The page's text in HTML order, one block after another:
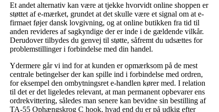
Et andet alternativ kan være at tjekke hvorvidt online shoppen er
støttet af e-mærket, grundet at det skulle være et signal om at e-
firmaet føjer dansk lovgivning, og at online butikken fra tid til
anden revideres af sagkyndige der er inde i de gældende vilkår.
Derudover tilbydes du genvej til støtte, såfremt du udsættes for
problemstillinger i forbindelse med din handel.
Ydermere går vi ind for at kunden er opmærksom på de mest
centrale betingelser der kan spille ind i forbindelse med ordren,
for eksempel den ombytningsret e-handlen kører med. I relation
til det er det ligeledes relevant, at man permanent opbevarer ens
ordrekvittering, således man senere kan bevidne sin bestilling af
TA-55 Ophængskrog C hook, hvad end du er på udkig efter